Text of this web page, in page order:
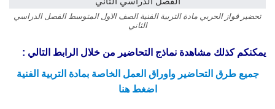
تحضير فواز الحربي مادة التربية الفنية الصف الاول المتوسط الفصل الدراسي
الثاني
يمكنكم كذلك مشاهدة نماذج التحاضير من خلال الرابط التالي :
جميع طرق التحاضير واوراق العمل الخاصة بمادة التربية الفنية
اضغط هنا